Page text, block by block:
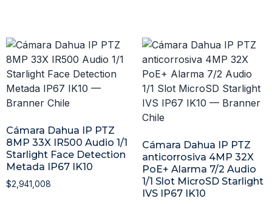
Cámara Dahua IP PTZ
8MP 33X IR500 Audio 1/1
Starlight Face Detection
Metada IP67 IK10
$2,941,008
Cámara Dahua IP PTZ
anticorrosiva 4MP 32X
PoE+ Alarma 7/2 Audio
1/1 Slot MicroSD Starlight
IVS IP67 IK10